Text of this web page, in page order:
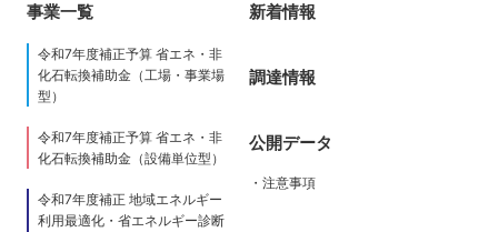
事業一覧
令和7年度補正予算 省エネ・非
化石転換補助金（工場・事業場
型）
令和7年度補正予算 省エネ・非
化石転換補助金（設備単位型）
令和7年度補正 地域エネルギー
利用最適化・省エネルギー診断
新着情報
調達情報
公開データ
・注意事項